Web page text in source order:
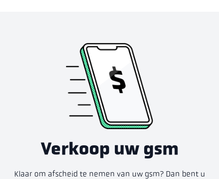
Verkoop uw gsm
Klaar om afscheid te nemen van uw gsm? Dan bent u